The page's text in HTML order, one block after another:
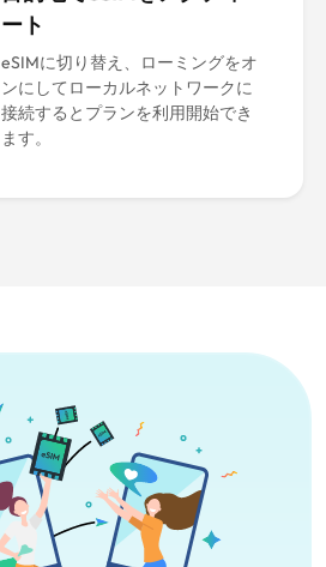
ート
eSIMに切り替え、ローミングをオ
ンにしてローカルネットワークに
接続するとプランを利用開始でき
ます。